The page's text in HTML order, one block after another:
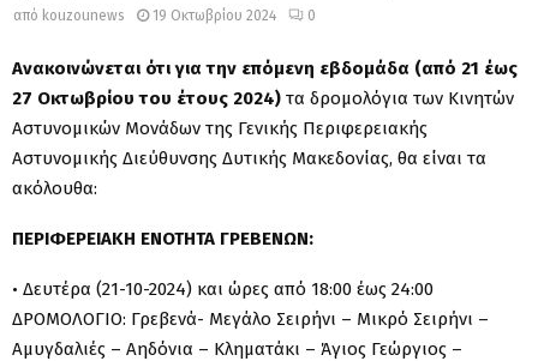
από kouzounews 19 Οκτωβρίου 2024 0
Ανακοινώνεται ότι για την επόμενη εβδομάδα (από 21 έως
27 Οκτωβρίου του έτους 2024) τα δρομολόγια των Κινητών
Αστυνομικών Μονάδων της Γενικής Περιφερειακής
Αστυνομικής Διεύθυνσης Δυτικής Μακεδονίας, θα είναι τα
ακόλουθα:
ΠΕΡΙΦΕΡΕΙΑΚΗ ΕΝΟΤΗΤΑ ΓΡΕΒΕΝΩΝ:
• Δευτέρα (21-10-2024) και ώρες από 18:00 έως 24:00
ΔΡΟΜΟΛΟΓΙΟ: Γρεβενά- Μεγάλο Σειρήνι – Μικρό Σειρήνι –
Αμυγδαλιές – Αηδόνια – Κληματάκι – Άγιος Γεώργιος –